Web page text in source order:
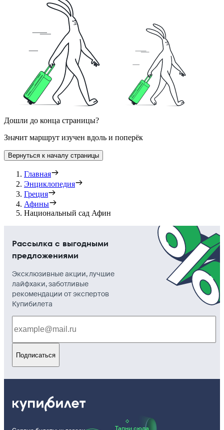
Дошли до конца страницы?
Значит маршрут изучен вдоль и поперёк
Вернуться к началу страницы
Главная
Энциклопедия
Греция
Афины
Национальный сад Афин
Рассылка с выгодными
предложениями
Эксклюзивные акции, лучшие
лайфхаки, заботливые
рекомендации от экспертов
Купибилета
Подписаться